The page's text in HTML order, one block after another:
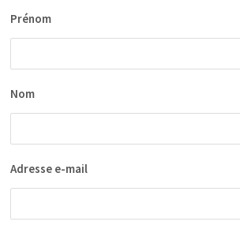
Prénom
Nom
Adresse e-mail